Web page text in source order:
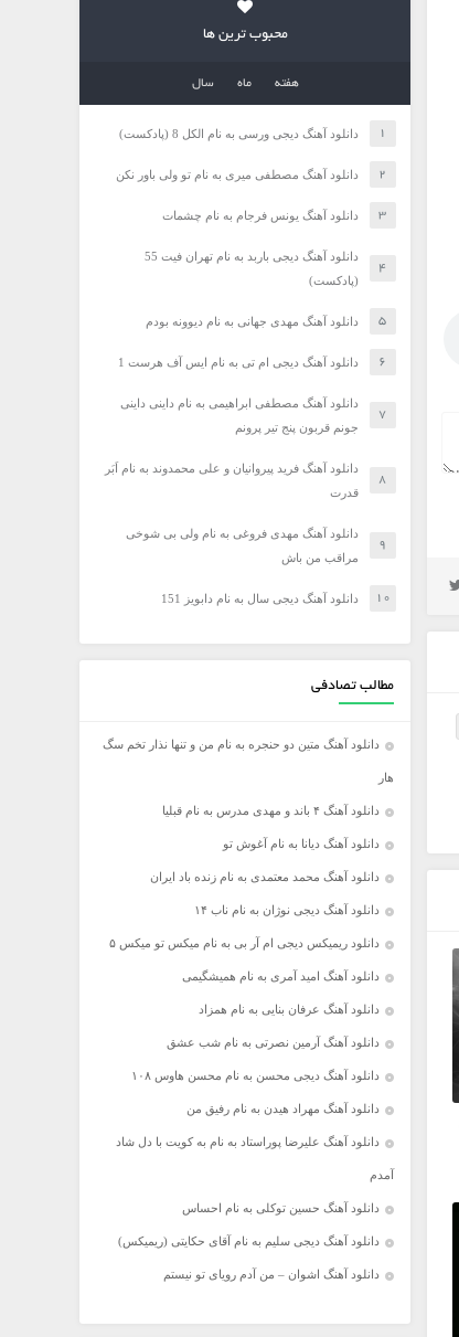
محبوب ترین ها
هفته ماه سال
دانلود آهنگ دیجی ورسی به نام الکل 8 (پادکست)
دانلود آهنگ مصطفی میری به نام تو ولی باور نکن
دانلود آهنگ یونس فرجام به نام چشمات
دانلود آهنگ دیجی باربد به نام تهران فیت 55
(پادکست)
دانلود آهنگ مهدی جهانی به نام دیوونه بودم
دانلود آهنگ دیجی ام تی به نام ایس آف هرست 1
دانلود آهنگ مصطفی ابراهیمی به نام داینی داینی
جونم قربون پنج تیر پرونم
دانلود آهنگ فرید پیروانیان و علی محمدوند به نام اَبَر
قدرت
دانلود آهنگ مهدی فروغی به نام ولی بی شوخی
مراقب من باش
دانلود آهنگ دیجی سال به نام دابویز 151
مطالب تصادفی
دانلود آهنگ متین دو حنجره به نام من و تنها نذار تخم سگ
هار
دانلود آهنگ ۴ باند و مهدی مدرس به نام قبلیا
دانلود آهنگ دیانا به نام آغوش تو
دانلود آهنگ محمد معتمدی به نام زنده باد ایران
دانلود آهنگ دیجی نوژان به نام ناب ۱۴
دانلود ریمیکس دیجی ام آر بی به نام میکس تو میکس ۵
دانلود آهنگ امید آمری به نام همیشگیمی
دانلود آهنگ عرفان بنایی به نام همزاد
دانلود آهنگ آرمین نصرتی به نام شب عشق
دانلود آهنگ دیجی محسن به نام محسن هاوس ۱۰۸
دانلود آهنگ مهراد هیدن به نام رفیق من
دانلود آهنگ علیرضا پوراستاد به نام به کویت با دل شاد
آمدم
دانلود آهنگ حسین توکلی به نام احساس
دانلود آهنگ دیجی سلیم به نام آقای حکایتی (ریمیکس)
دانلود آهنگ اشوان – من آدم رویای تو نیستم